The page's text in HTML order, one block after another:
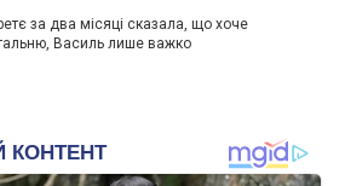
за два місяці сказала, що хоче
Василь лише важко